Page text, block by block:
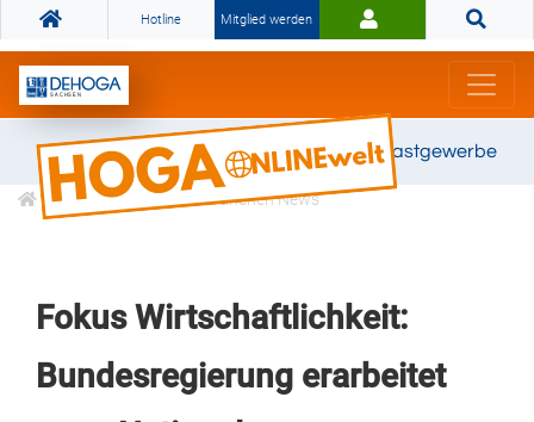
Hotline Mitglied werden
Gemeinsam stark für das Gastgewerbe
Informationen Branchen News
Fokus Wirtschaftlichkeit:
Bundesregierung erarbeitet